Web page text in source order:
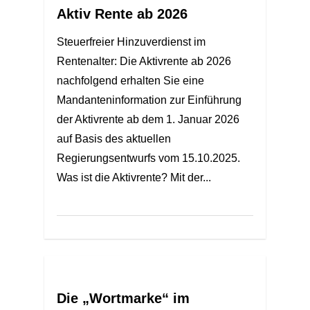
Aktiv Rente ab 2026
Steuerfreier Hinzuverdienst im
Rentenalter: Die Aktivrente ab 2026
nachfolgend erhalten Sie eine
Mandanteninformation zur Einführung
der Aktivrente ab dem 1. Januar 2026
auf Basis des aktuellen
Regierungsentwurfs vom 15.10.2025.
Was ist die Aktivrente? Mit der...
Die „Wortmarke“ im